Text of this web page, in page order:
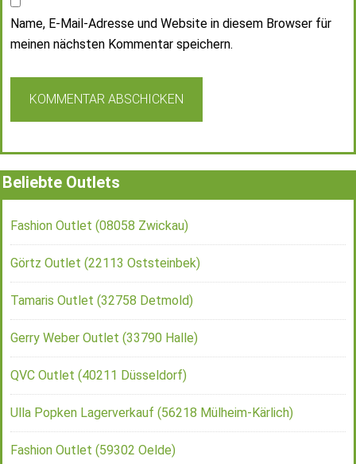
Name, E-Mail-Adresse und Website in diesem Browser für
meinen nächsten Kommentar speichern.
Beliebte Outlets
Fashion Outlet (08058 Zwickau)
Görtz Outlet (22113 Oststeinbek)
Tamaris Outlet (32758 Detmold)
Gerry Weber Outlet (33790 Halle)
QVC Outlet (40211 Düsseldorf)
Ulla Popken Lagerverkauf (56218 Mülheim-Kärlich)
Fashion Outlet (59302 Oelde)